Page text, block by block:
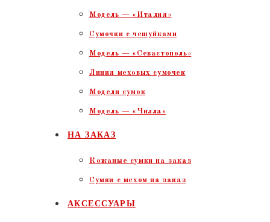
Модель — «Италия»
Сумочки с чешуйками
Модель — «Севастополь»
Линия меховых сумочек
Модели сумок
Модель — «Чилла»
НА ЗАКАЗ
Кожаные сумки на заказ
Сумки с мехом на заказ
АКСЕССУАРЫ